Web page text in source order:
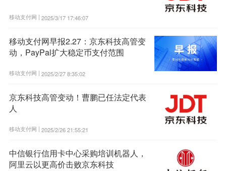
移动支付网 | 2025/3/17 17:46:07
移动支付网早报2.27：京东科技高管变
动，PayPal扩大稳定币支付范围
移动支付网 | 2025/2/27 8:35:02
京东科技高管变动！曹鹏已任法定代表
人
移动支付网 | 2025/2/26 21:55:21
中信银行信用卡中心采购培训机器人，
阿里云以更高价击败京东科技